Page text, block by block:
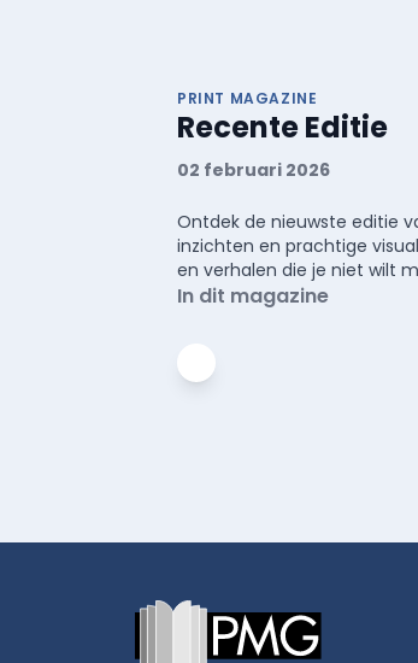
PRINT MAGAZINE
Recente Editie
02 februari 2026
Ontdek de nieuwste editie
inzichten en prachtige
en verhalen die je niet wilt
In dit magazine